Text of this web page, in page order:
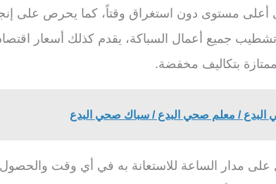
أعلى مستوى دون استغراق وقتاً، كما يحرص على
جميع أعمال السباكة، يقدم كذلك أسعار
بتكاليف مخفضة.
/ معلم صحي البدع / سباك صحي البدع
على مدار الساعة للاستعانة به في أي وقت